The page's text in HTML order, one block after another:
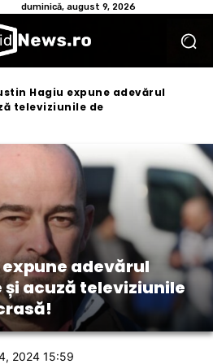
duminică, august 9, 2026
Hagiu expune adevărul
televiziunile de
adevărul
acuză televiziunile
2024 15:59